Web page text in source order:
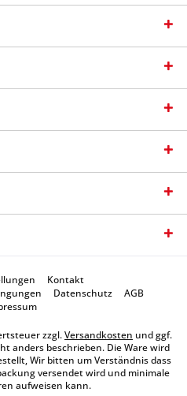
Kontakt
Datenschutz
AGB
zzgl.Versandkosten und ggf.
anders beschrieben. Die Ware wird
Wir bitten um Verständnis dass
versendet wird und minimale
aufweisen kann.